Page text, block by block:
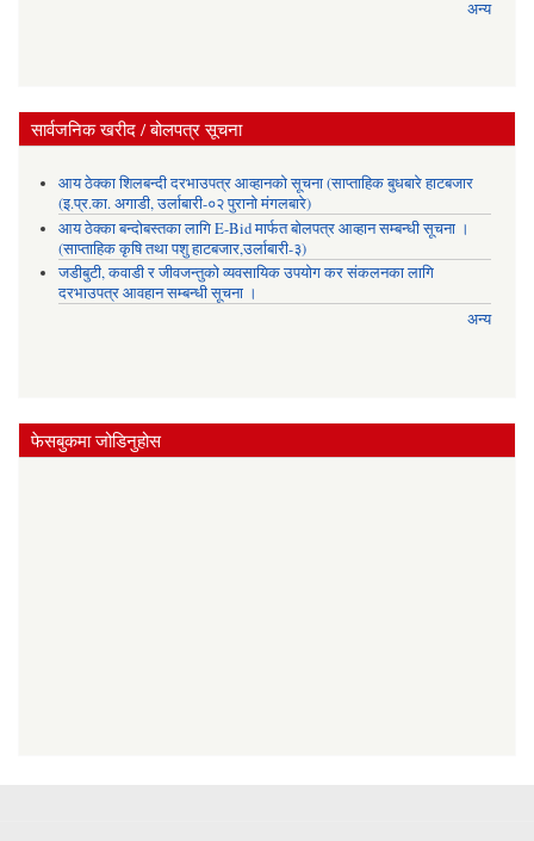
अन्य
सार्वजनिक खरीद / बोलपत्र सूचना
आय ठेक्का शिलबन्दी दरभाउपत्र आव्हानको सूचना (साप्ताहिक बुधबारे हाटबजार
(इ.प्र.का. अगाडी, उर्लाबारी-०२ पुरानो मंगलबारे)
आय ठेक्का बन्दोबस्तका लागि E-Bid मार्फत बोलपत्र आव्हान सम्बन्धी सूचना ।
(साप्ताहिक कृषि तथा पशु हाटबजार,उर्लाबारी-३)
जडीबुटी, कवाडी र जीवजन्तुको व्यवसायिक उपयोग कर संकलनका लागि
दरभाउपत्र आवहान सम्बन्धी सूचना ।
अन्य
फेसबुकमा जोडिनुहोस